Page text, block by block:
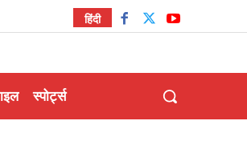
हिंदी
स्पोर्ट्स